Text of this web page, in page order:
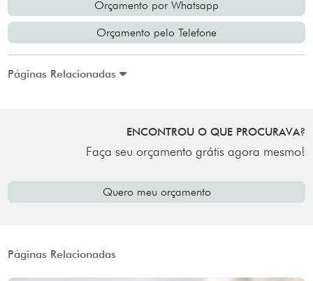
Orçamento por Whatsapp
Orçamento pelo Telefone
Páginas Relacionadas
ENCONTROU O QUE PROCURAVA?
Faça seu orçamento grátis agora mesmo!
Quero meu orçamento
Páginas Relacionadas